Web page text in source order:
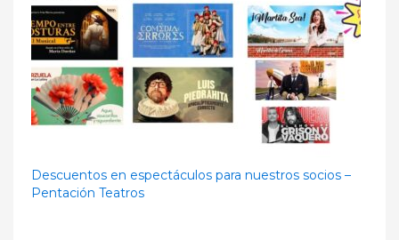
Descuentos en espectáculos para nuestros socios –
Pentación Teatros